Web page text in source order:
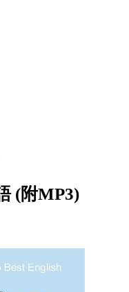
(附MP3)